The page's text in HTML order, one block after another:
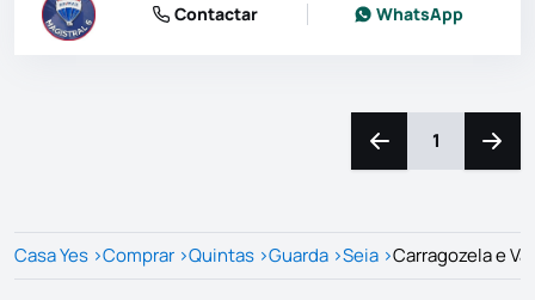
Contactar WhatsApp
Navegação para a
1
Casa Yes >Comprar >Quintas >Guarda >Seia >Carragozela e